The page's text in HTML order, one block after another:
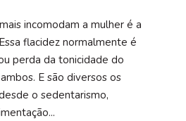
incomodam a mulher é a
flacidez normalmente é
perda da tonicidade do
E são diversos os
o sedentarismo,